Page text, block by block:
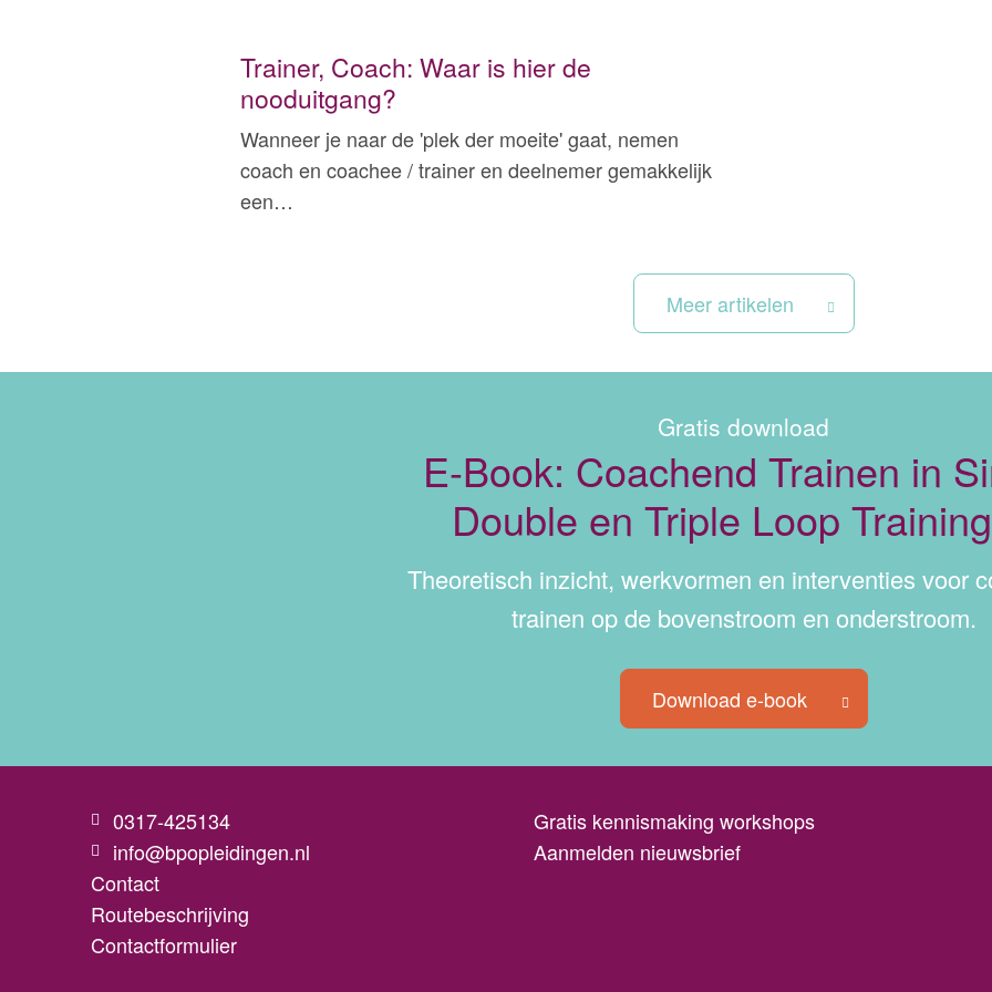
Trainer, Coach: Waar is hier de
nooduitgang?
Wanneer je naar de 'plek der moeite' gaat, nemen
coach en coachee / trainer en deelnemer gemakkelijk
een…
Meer artikelen
Gratis download
E-Book: Coachend Trainen in
Double en Triple Loop
Theoretisch inzicht, werkvormen en interventies voor
trainen op de bovenstroom en onderstroom.
Download e-book
0317-425134
info@bpopleidingen.nl
Contact
Routebeschrijving
Contactformulier
Gratis kennismaking workshops
Aanmelden nieuwsbrief